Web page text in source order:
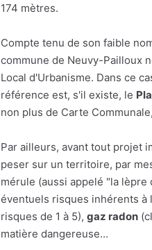
174 mètres.
Compte tenu de son faible
commune de Neuvy-Pailloux
Local d'Urbanisme. Dans ce
référence est, s'il existe, le
non plus de Carte
Par ailleurs, avant tout projet
peser sur un territoire, par
mérule (aussi appelé "la
éventuels risques inhérents à
risques de 1 à 5), gaz radon
matière dangereuse...